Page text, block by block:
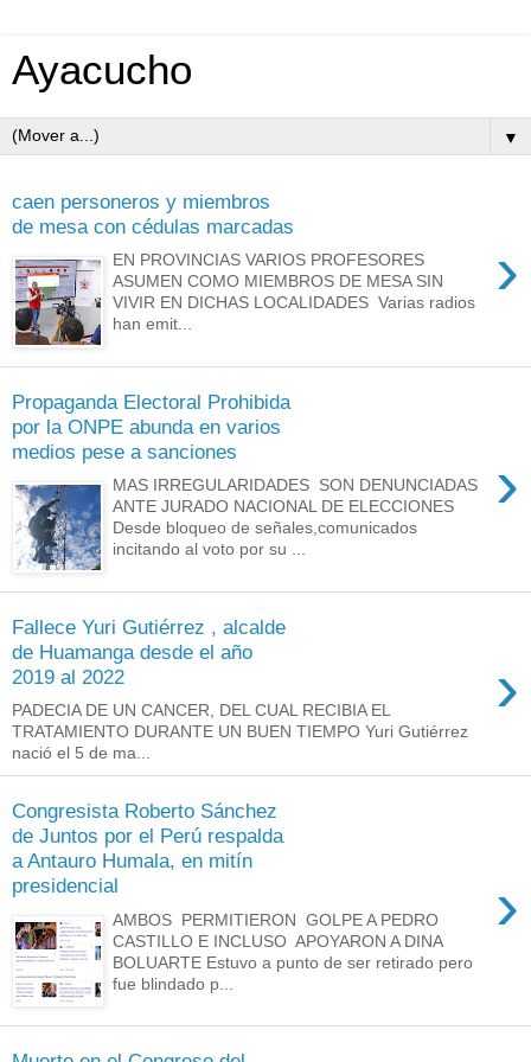
Ayacucho
▼
caen personeros y miembros
de mesa con cédulas marcadas
›
EN PROVINCIAS VARIOS PROFESORES
ASUMEN COMO MIEMBROS DE MESA SIN
VIVIR EN DICHAS LOCALIDADES Varias radios
han emit...
Propaganda Electoral Prohibida
por la ONPE abunda en varios
medios pese a sanciones
›
MAS IRREGULARIDADES SON DENUNCIADAS
ANTE JURADO NACIONAL DE ELECCIONES
Desde bloqueo de señales,comunicados
incitando al voto por su ...
Fallece Yuri Gutiérrez , alcalde
de Huamanga desde el año
2019 al 2022
›
PADECIA DE UN CANCER, DEL CUAL RECIBIA EL
TRATAMIENTO DURANTE UN BUEN TIEMPO Yuri Gutiérrez
nació el 5 de ma...
Congresista Roberto Sánchez
de Juntos por el Perú respalda
a Antauro Humala, en mitín
presidencial
›
AMBOS PERMITIERON GOLPE A PEDRO
CASTILLO E INCLUSO APOYARON A DINA
BOLUARTE Estuvo a punto de ser retirado pero
fue blindado p...